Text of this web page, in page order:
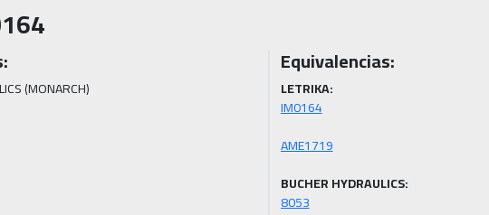
(MONARCH)
Equivalencias:
LETRIKA:
IM0164
AME1719
BUCHER HYDRAULICS:
8053